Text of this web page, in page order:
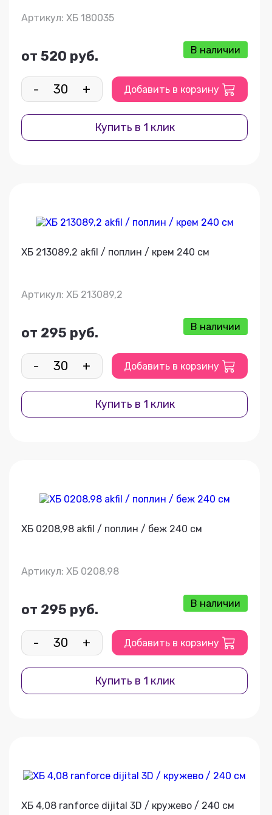
Артикул: ХБ 180035
от 520 руб. В наличии
- + Добавить в корзину
Купить в 1 клик
ХБ 213089,2 akfil / поплин / крем 240 см
Артикул: ХБ 213089,2
от 295 руб. В наличии
- + Добавить в корзину
Купить в 1 клик
ХБ 0208,98 akfil / поплин / беж 240 см
Артикул: ХБ 0208,98
от 295 руб. В наличии
- + Добавить в корзину
Купить в 1 клик
ХБ 4,08 ranforce dijital 3D / кружево / 240 см